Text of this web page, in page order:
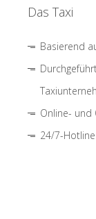
Das Taxi
Basierend
Online- und
24/7-Hotline